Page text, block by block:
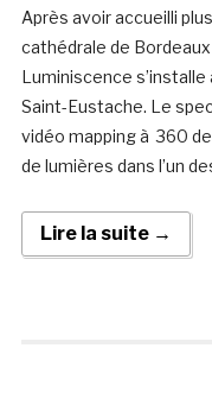
Après avoir accueilli
cathédrale de
Luminiscence
Saint-Eustache. Le
vidéo mapping à 360
de lumières dans l’un
Lire la suite →